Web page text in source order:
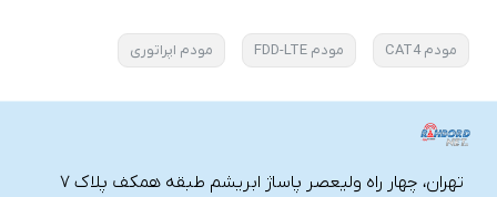
مودم CAT4 مودم FDD-LTE مودم اپراتوری
تهران، چهار راه ولیعصر پاساژ ابریشم طبقه همکف پلاک ۷